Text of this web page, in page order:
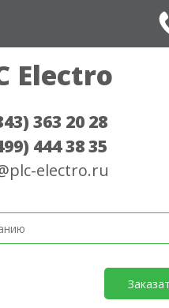
Electro
363 20 28
444 38 35
electro.ru